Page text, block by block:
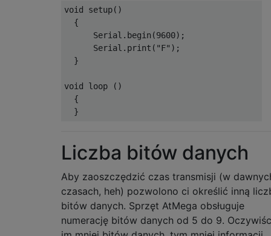
void setup()
{
Serial . begin (9600);
Serial . print ( "F" );
}
void loop
()
{
}
Liczba bitów danych
Aby zaoszczędzić czas transmisji (w
czasach, heh) pozwolono ci określić inną
bitów danych. Sprzęt AtMega obsługuje
numerację bitów danych od 5 do 9.